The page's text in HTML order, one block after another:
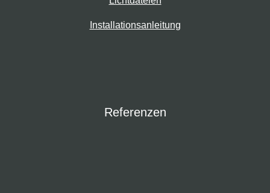
Installationsanleitung
Referenzen